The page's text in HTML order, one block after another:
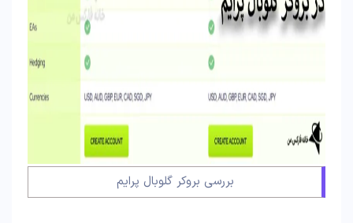
بررسی بروکر گلوبال پرایم